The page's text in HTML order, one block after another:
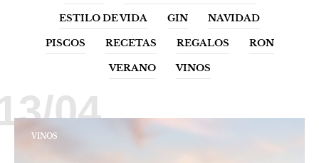
ESTILO DE VIDA GIN NAVIDAD
PISCOS RECETAS REGALOS RON
VERANO VINOS
04
VINOS